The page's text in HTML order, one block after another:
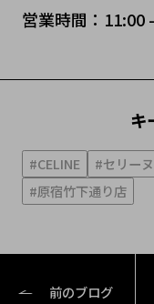
営業時間：11:00
キ
#CELINE #セリーヌ
#原宿竹下通り店
前のブログ